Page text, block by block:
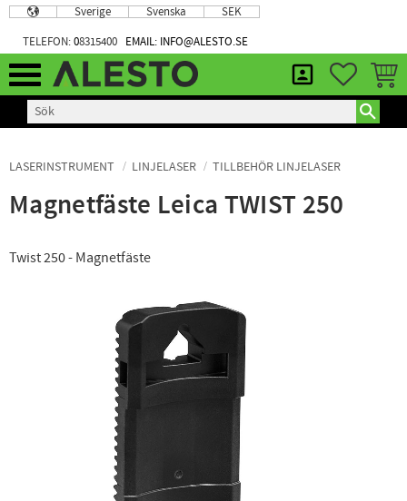
Meny
Sverige Svenska SEK
TELEFON:08315400 EMAIL: INFO@ALESTO.SE
LASERINSTRUMENT LINJELASER TILLBEHÖR LINJELASER
Magnetfäste Leica TWIST 250
Twist 250 - Magnetfäste